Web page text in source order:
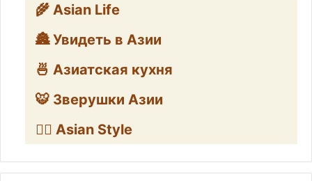
🌾 Asian Life
🏯 Увидеть в Азии
🍜 Азиатская кухня
🐯 Зверушки Азии
🧛‍♂️ Asian Style